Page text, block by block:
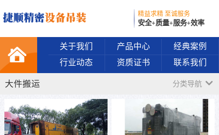
精益求精 至诚服务
安全+质量+服务+效率
关于我们 产品中心
经典案例
行业动态
资质证书 联系我们
大件搬运 分类导航